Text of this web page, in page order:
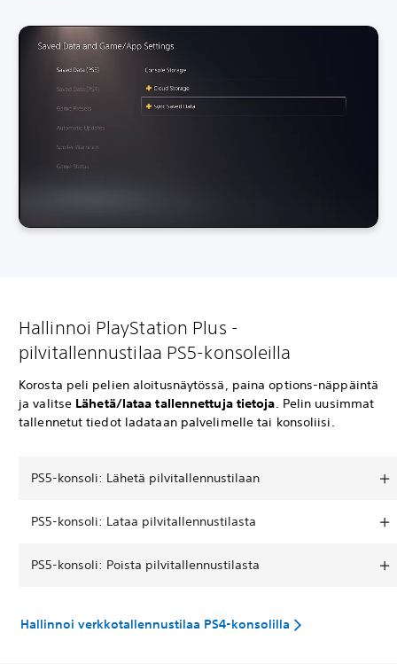
Hallinnoi PlayStation Plus -
pilvitallennustilaa PS5-konsoleilla
Korosta peli pelien aloitusnäytössä, paina options-näppäintä
ja valitse Lähetä/lataa tallennettuja tietoja. Pelin uusimmat
tallennetut tiedot ladataan palvelimelle tai konsoliisi.
PS5-konsoli: Lähetä pilvitallennustilaan
PS5-konsoli: Lataa pilvitallennustilasta
PS5-konsoli: Poista pilvitallennustilasta
Hallinnoi verkkotallennustilaa PS4-konsolilla